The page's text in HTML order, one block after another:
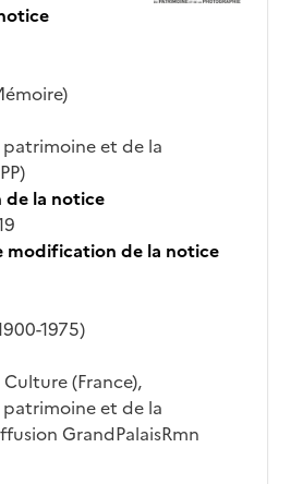
et de la
la notice
modification de la notice
1975)
(France),
et de la
GrandPalaisRmn